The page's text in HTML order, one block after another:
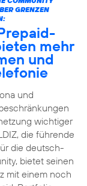
GRENZEN
mehr
und
und
wichtiger
die führende
die deutsch-
bietet seinen
mit einem noch